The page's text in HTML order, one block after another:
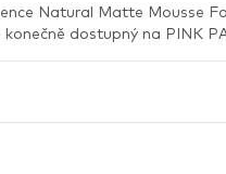
Natural Matte Mousse
konečně dostupný na PINK